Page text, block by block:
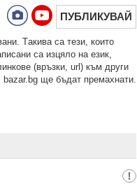
ПУБЛИКУВАЙ
Тaкивa ca тeзи, кoитo
са изцялo нa eзик,
(връзки, url) към други
ще бъдат премахнати.